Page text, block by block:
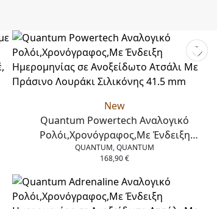
New
Quantum Powertech Αναλογικό
Ρολόι,Χρονόγραφος,Με Ένδειξη
Ημερομηνίας σε Ανοξείδωτο Ατσάλι Με
Πράσινο Λουράκι Σιλικόνης 41.5 mm
QUANTUM, QUANTUM
168,90€